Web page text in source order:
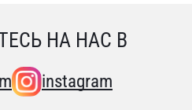
НА НАС В
instagram